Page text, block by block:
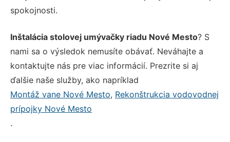
spokojnosti.
Inštalácia stolovej umývačky riadu Nové Mesto? S
nami sa o výsledok nemusíte obávať. Neváhajte a
kontaktujte nás pre viac informácií. Prezrite si aj
ďalšie naše služby, ako napríklad
Montáž vane Nové Mesto, Rekonštrukcia vodovodnej
prípojky Nové Mesto
.